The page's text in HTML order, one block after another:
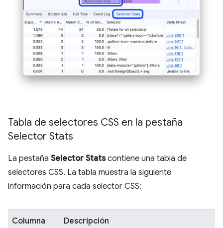
Tabla de selectores CSS en la pestaña
Selector Stats
La pestaña Selector Statscontiene una tabla de
selectores CSS. La tabla muestra la siguiente
información para cada selector CSS:
Columna Descripción